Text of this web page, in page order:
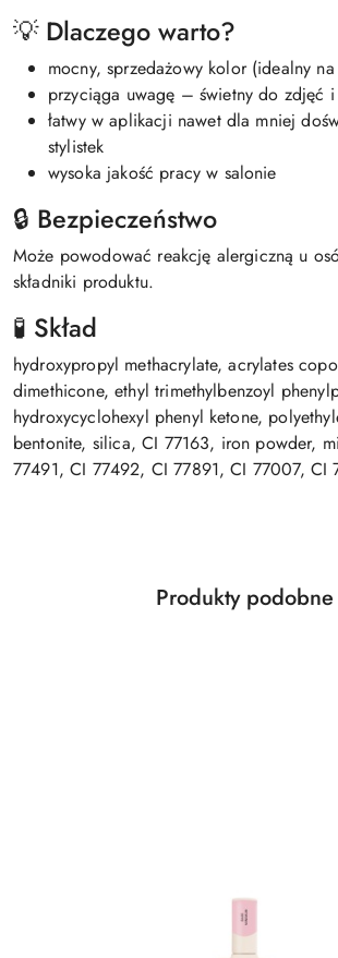
💡 Dlaczego warto?
mocny, sprzedażowy kolor (idealny
przyciąga uwagę – świetny do zdjęć
łatwy w aplikacji nawet dla mniej
stylistek
wysoka jakość pracy w salonie
🔒 Bezpieczeństwo
Może powodować reakcję alergiczną u
składniki produktu.
🧪 Skład
hydroxypropyl methacrylate, acrylates
dimethicone, ethyl trimethylbenzoyl
hydroxycyclohexyl phenyl ketone,
bentonite, silica, CI 77163, iron powder,
77491, CI 77492, CI 77891, CI 77007, CI
Pomiń karuzelę produktów
Produkty
Produkty podobne